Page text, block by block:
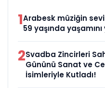
1Arabesk müziğin
59 yaşında
2Svadba Zincirleri
Gününü Sanat ve
İsimleriyle Kutladı!